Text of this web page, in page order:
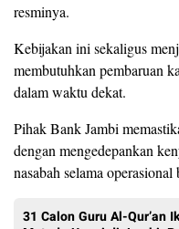
resminya.
Kebijakan ini sekaligus
membutuhkan pembaruan
dalam waktu dekat.
Pihak Bank Jambi
dengan mengedepankan
nasabah selama operasional
31 Calon Guru Al-Qur’an